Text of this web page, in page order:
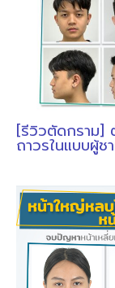
[รีวิวตัดกราม]
ถาวรในแบบผู้ช